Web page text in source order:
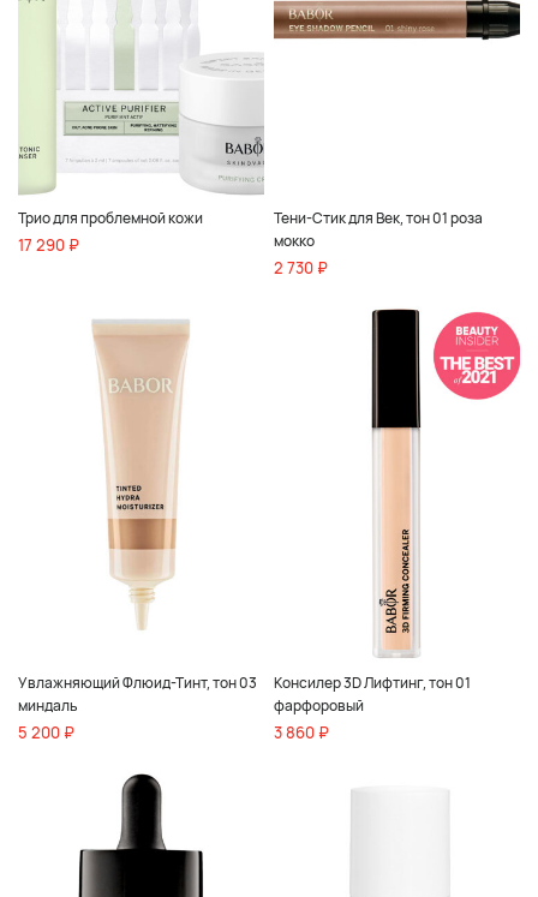
Трио для проблемной кожи
17 290 ₽
Тени-Стик для Век, тон 01 роза
мокко
2 730 ₽
Увлажняющий Флюид-Тинт, тон 03
миндаль
5 200 ₽
Консилер 3D Лифтинг, тон 01
фарфоровый
3 860 ₽